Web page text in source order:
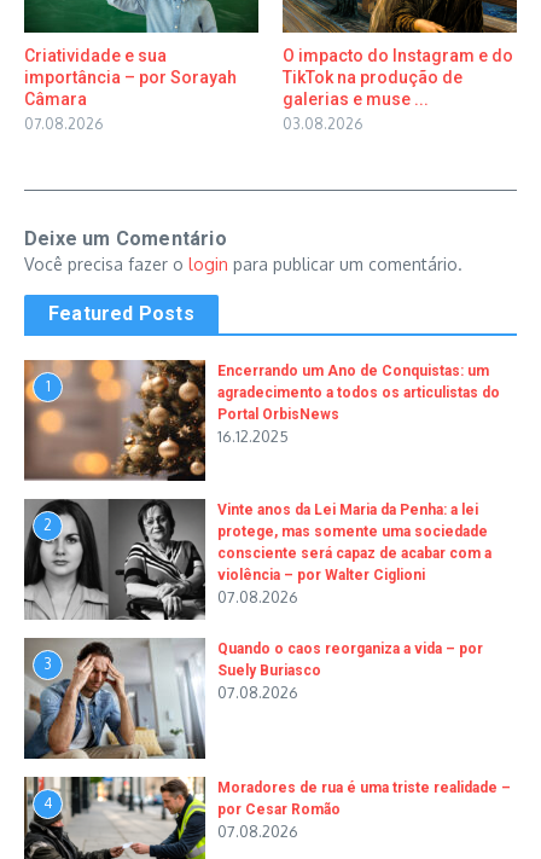
Criatividade e sua
importância – por Sorayah
Câmara
07.08.2026
O impacto do Instagram e do
TikTok na produção de
galerias e muse ...
03.08.2026
Deixe um Comentário
Você precisa fazer o login para publicar um comentário.
Featured Posts
1
Encerrando um Ano de Conquistas: um
agradecimento a todos os articulistas do
Portal OrbisNews
16.12.2025
2
Vinte anos da Lei Maria da Penha: a lei
protege, mas somente uma sociedade
consciente será capaz de acabar com a
violência – por Walter Ciglioni
07.08.2026
3
Quando o caos reorganiza a vida – por
Suely Buriasco
07.08.2026
4
Moradores de rua é uma triste realidade –
por Cesar Romão
07.08.2026